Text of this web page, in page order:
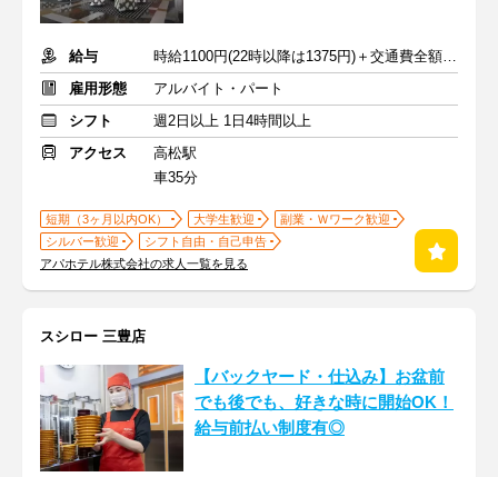
給与
時給1100円(22時以降は1375円)＋交通費全額支給
雇用形態
アルバイト・パート
シフト
週2日以上 1日4時間以上
アクセス
高松駅
車35分
短期（3ヶ月以内OK） 大学生歓迎
副業・Ｗワーク歓迎
シルバー歓迎
シフト自由・自己申告
アパホテル株式会社の求人一覧を見る
スシロー 三豊店
【バックヤード・仕込み】お盆前
でも後でも、好きな時に開始OK！
給与前払い制度有◎